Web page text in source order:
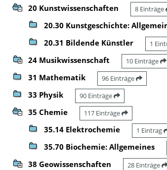
20 Kunstwissenschaften 8 Einträge
20.30 Kunstgeschichte:
20.31 Bildende Künstler 1
24 Musikwissenschaft 10 Einträge
31 Mathematik 96 Einträge
33 Physik 90 Einträge
35 Chemie 117 Einträge
35.14 Elektrochemie 1 Eintrag
35.70 Biochemie: Allgemeines
38 Geowissenschaften 28 Einträge